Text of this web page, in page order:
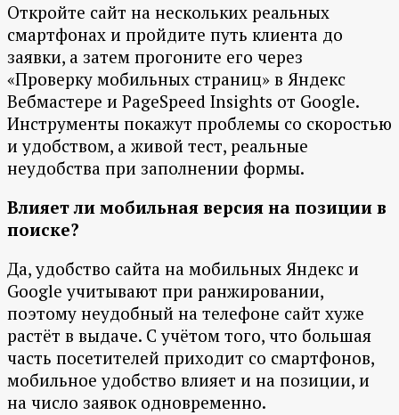
Откройте сайт на нескольких реальных
смартфонах и пройдите путь клиента до
заявки, а затем прогоните его через
«Проверку мобильных страниц» в Яндекс
Вебмастере и PageSpeed Insights от Google.
Инструменты покажут проблемы со скоростью
и удобством, а живой тест, реальные
неудобства при заполнении формы.
Влияет ли мобильная версия на позиции в
поиске?
Да, удобство сайта на мобильных Яндекс и
Google учитывают при ранжировании,
поэтому неудобный на телефоне сайт хуже
растёт в выдаче. С учётом того, что большая
часть посетителей приходит со смартфонов,
мобильное удобство влияет и на позиции, и
на число заявок одновременно.